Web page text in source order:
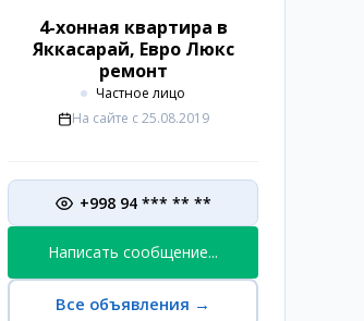
4-хонная квартира в
Яккасарай, Евро Люкс
ремонт
Частное лицо
На сайте с 25.08.2019
+998 94 *** ** **
Написать сообщение...
Все объявления →